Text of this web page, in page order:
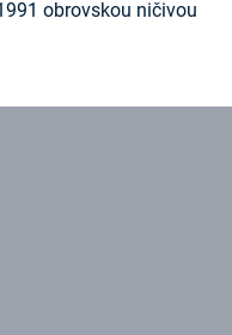
obrovskou ničivou